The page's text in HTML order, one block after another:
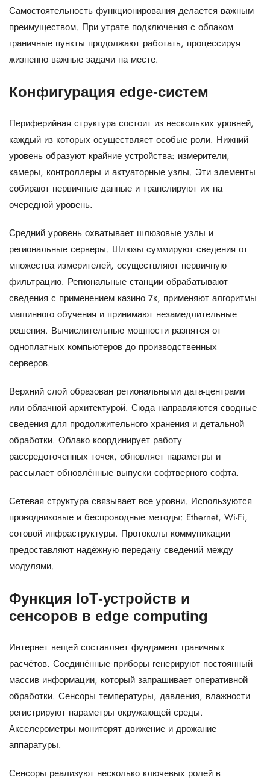
Самостоятельность функционирования делается важным
преимуществом. При утрате подключения с облаком
граничные пункты продолжают работать, процессируя
жизненно важные задачи на месте.
Конфигурация edge‑систем
Периферийная структура состоит из нескольких уровней,
каждый из которых осуществляет особые роли. Нижний
уровень образуют крайние устройства: измерители,
камеры, контроллеры и актуаторные узлы. Эти элементы
собирают первичные данные и транслируют их на
очередной уровень.
Средний уровень охватывает шлюзовые узлы и
региональные серверы. Шлюзы суммируют сведения от
множества измерителей, осуществляют первичную
фильтрацию. Региональные станции обрабатывают
сведения с применением казино 7к, применяют алгоритмы
машинного обучения и принимают незамедлительные
решения. Вычислительные мощности разнятся от
одноплатных компьютеров до производственных
серверов.
Верхний слой образован региональными дата-центрами
или облачной архитектурой. Сюда направляются сводные
сведения для продолжительного хранения и детальной
обработки. Облако координирует работу
рассредоточенных точек, обновляет параметры и
рассылает обновлённые выпуски софтверного софта.
Сетевая структура связывает все уровни. Используются
проводниковые и беспроводные методы: Ethernet, Wi-Fi,
сотовой инфраструктуры. Протоколы коммуникации
предоставляют надёжную передачу сведений между
модулями.
Функция IoT‑устройств и
сенсоров в edge computing
Интернет вещей составляет фундамент граничных
расчётов. Соединённые приборы генерируют постоянный
массив информации, который запрашивает оперативной
обработки. Сенсоры температуры, давления, влажности
регистрируют параметры окружающей среды.
Акселерометры мониторят движение и дрожание
аппаратуры.
Сенсоры реализуют несколько ключевых ролей в